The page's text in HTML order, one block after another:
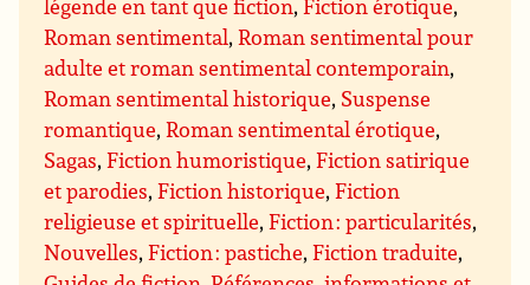
légende en tant que fiction,Fiction érotique,
Roman sentimental,Roman sentimental pour
adulte et roman sentimental contemporain,
Roman sentimental historique, Suspense
romantique,Roman sentimental érotique,
Sagas,Fiction humoristique,Fiction satirique
et parodies,Fiction historique,Fiction
religieuse et spirituelle,Fiction : particularités,
Nouvelles,Fiction : pastiche,Fiction traduite,